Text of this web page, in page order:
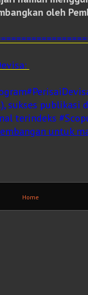
oleh
sukses publikasi
terindeks
untuk
Home